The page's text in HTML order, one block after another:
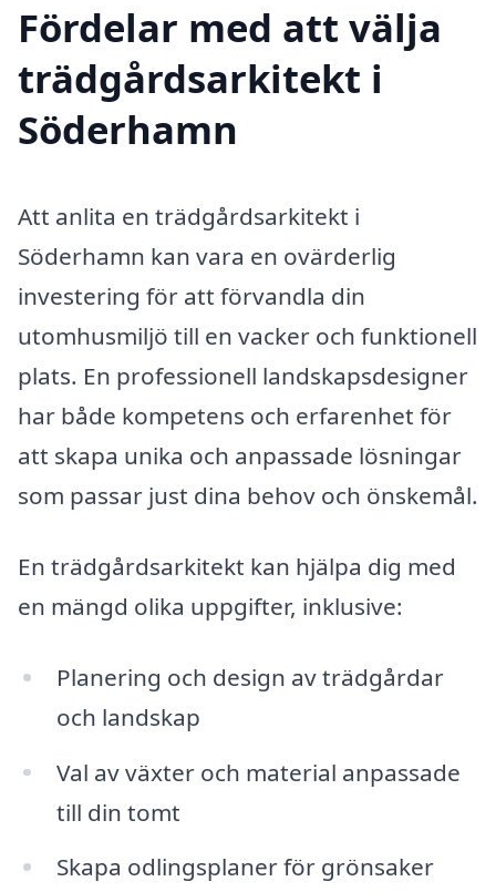
Fördelar med att välja
trädgårdsarkitekt i
Söderhamn
Att anlita en trädgårdsarkitekt i
Söderhamn kan vara en ovärderlig
investering för att förvandla din
utomhusmiljö till en vacker och funktionell
plats. En professionell landskapsdesigner
har både kompetens och erfarenhet för
att skapa unika och anpassade lösningar
som passar just dina behov och önskemål.
En trädgårdsarkitekt kan hjälpa dig med
en mängd olika uppgifter, inklusive:
Planering och design av trädgårdar
och landskap
Val av växter och material anpassade
till din tomt
Skapa odlingsplaner för grönsaker